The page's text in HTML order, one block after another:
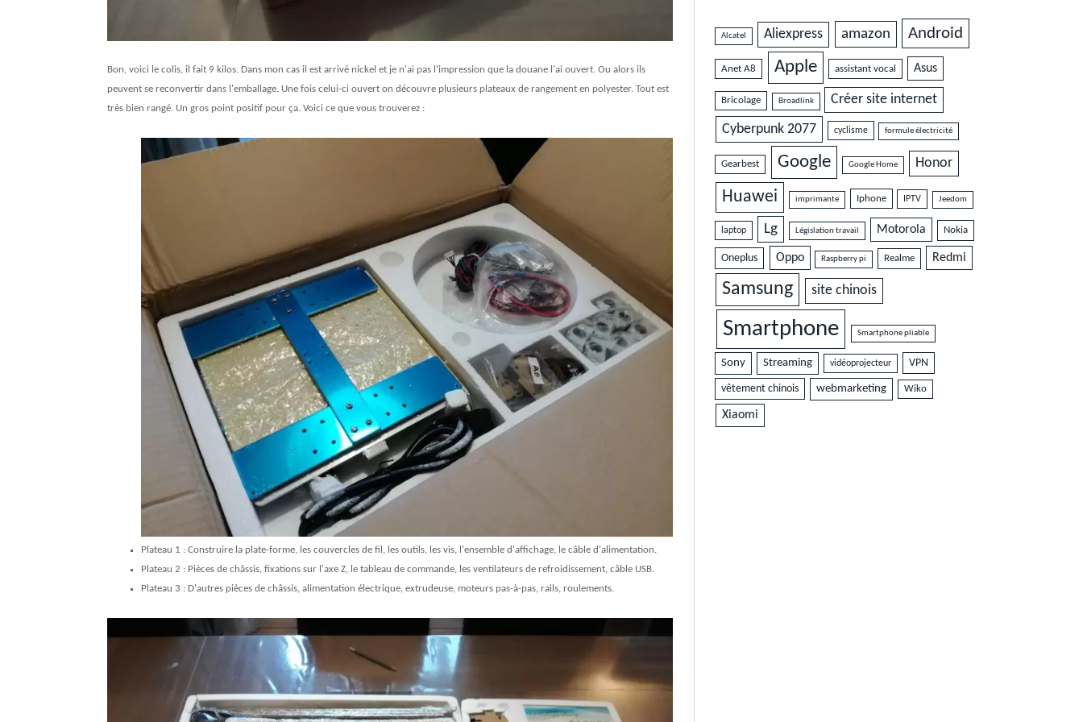
Bon, voici le colis, il fait 9 kilos. Dans mon cas il est arrivé nickel et je n'ai pas l'impression que la douane l'ai ouvert. Ou alors ils
peuvent se reconvertir dans l'emballage. Une fois celui-ci ouvert on découvre plusieurs plateaux de rangement en polyester. Tout est
très bien rangé. Un gros point positif pour ça. Voici ce que vous trouverez :
Plateau 1 : Construire la plate-forme, les couvercles de fil, les outils, les vis, l'ensemble d'affichage, le câble d'alimentation.
Plateau 2 : Pièces de châssis, fixations sur l'axe Z, le tableau de commande, les ventilateurs de refroidissement, câble USB.
Plateau 3 : D'autres pièces de châssis, alimentation électrique, extrudeuse, moteurs pas-à-pas, rails, roulements.
Alcatel Aliexpress amazon Android
Anet A8 Apple assistant vocal Asus
Bricolage Broadlink Créer site internet
Cyberpunk 2077 cyclisme formule électricité
Gearbest Google Google Home Honor
Huawei imprimante Iphone IPTV Jeedom
laptop Lg Législation travail Motorola Nokia
Oneplus Oppo Raspberry pi Realme Redmi
Samsung site chinois
Smartphone Smartphone pliable
Sony Streaming vidéoprojecteur VPN
vêtement chinois webmarketing Wiko
Xiaomi